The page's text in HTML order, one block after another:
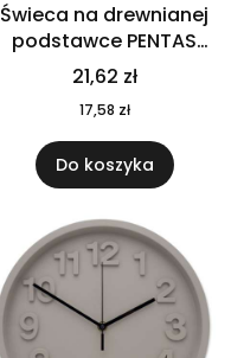
Świeca na drewnianej
podstawce PENTAS
MO6282-40
21,62 zł
17,58 zł
Do koszyka